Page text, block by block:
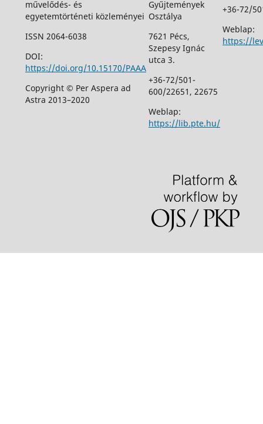
művelődés- és
egyetemtörténeti közleményei
ISSN 2064-6038
DOI:
https://doi.org/10.15170/PAAA
Copyright © Per Aspera ad
Astra 2013–2020
Gyűjtemények
Osztálya
7621 Pécs,
Szepesy Ignác
utca 3.
+36-72/501-
600/22651, 22675
Weblap:
https://lib.pte.hu/
+36-72/
Weblap:
https://